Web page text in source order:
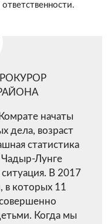
начаты
дела, возраст
статистика
Лунге
В 2017
в которых 11
Когда мы